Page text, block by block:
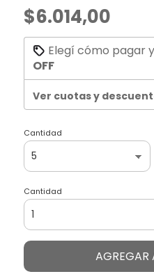
$6.014,00
Elegí cómo pagar
OFF
Ver cuotas y
Cantidad
Cantidad
AGREGAR